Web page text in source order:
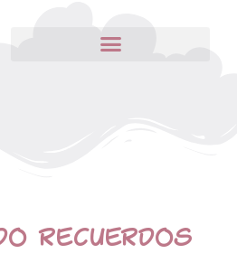
herramientas
RECUERDOS